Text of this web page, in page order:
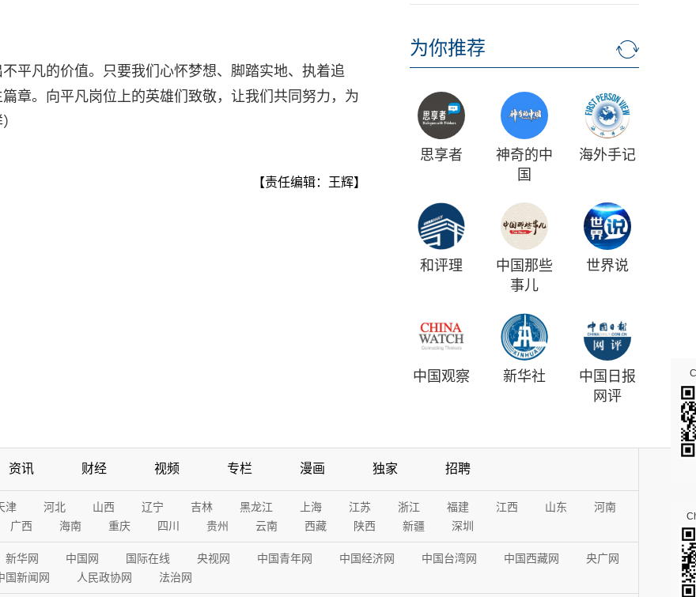
平凡的价值。只要我们心怀梦想、脚踏实地、执着追
章。向平凡岗位上的英雄们致敬，让我们共同努力，为
【责任编辑：王辉】
为你推荐
思享者
神奇的中
国
海外手记
和评理
中国那些
事儿
世界说
中国观察 新华社
中国日报
网评
资讯 财经 视频 专栏 漫画 独家 招聘
津 河北 山西 辽宁 吉林 黑龙江 上海 江苏 浙江 福建 江西 山东
河南
广西 海南 重庆 四川 贵州 云南 西藏 陕西 新疆 深圳
新华网 中国网 国际在线 央视网 中国青年网 中国经济网 中国台湾网 中国西藏网
央广网
国新闻网 人民政协网 法治网